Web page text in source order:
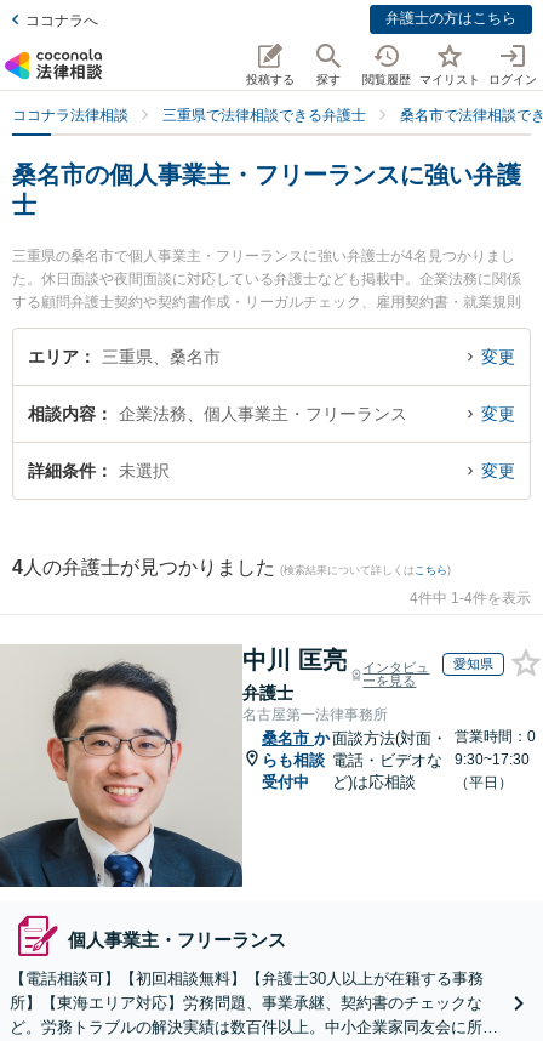
ココナラへ 弁護士の方はこちら
投稿する 探す 閲覧履歴 マイリスト ログイン
ココナラ法律相談 三重県で法律相談できる弁護士 桑名市で法律相談で
桑名市の個人事業主・フリーランスに強い弁護
士
三重県の桑名市で個人事業主・フリーランスに強い弁護士が4名見つかりまし
た。休日面談や夜間面談に対応している弁護士なども掲載中。企業法務に関係
する顧問弁護士契約や契約書作成・リーガルチェック、雇用契約書・就業規則
作成等の細かな分野での絞り込み検索もでき便利です。特に弁護士法人関・岸
田・中村法律事務所 桑名オフィスの岸田 哲弁護士や伊勢湾総合法律事務所の松
人事業主・フリーランスのトラブルを今すぐに弁護士に相談したい』『個人事
業主・フリーランスのトラブル解決の実績豊富な近くの弁護士を検索したい』
『初回相談無料で個人事業主・フリーランスを法律相談できる桑名市内の弁護
エリア 三重県、桑名市 変更
相談内容 企業法務、個人事業主・フリーランス 変更
詳細条件 未選択 変更
4 人の弁護士が見つかりました (検索結果について詳しくは こちら)
4件中 1-4件を表示
中川 匡亮
弁護士
インタビュ
ーを見る
愛知県
名古屋第一法律事務所
桑名市 か
らも相談
受付中
面談方法(対面・
電話・ビデオな
ど)は応相談
営業時間：0
9:30~17:30
（平日）
個人事業主・フリーランス
【電話相談可】【初回相談無料】【弁護士30人以上が在籍する事務
所】【東海エリア対応】労務問題、事業承継、契約書のチェックな
ど。労務トラブルの解決実績は数百件以上。中小企業家同友会に所属